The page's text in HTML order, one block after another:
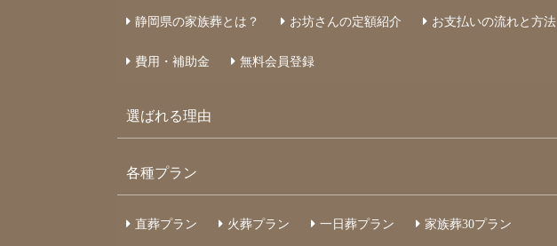
静岡県の家族葬とは？ お坊さんの定額紹介 お支払いの流れと方法
費用・補助金 無料会員登録
選ばれる理由
各種プラン
直葬プラン 火葬プラン 一日葬プラン 家族葬30プラン